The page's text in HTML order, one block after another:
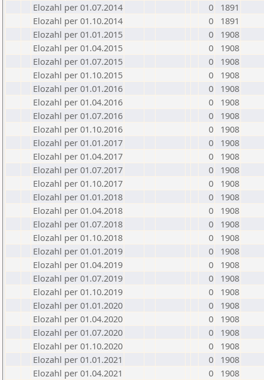
Elozahl per 01.07.2014
0
1891
Elozahl per 01.10.2014
0
1891
Elozahl per 01.01.2015
0
1908
Elozahl per 01.04.2015
0
1908
Elozahl per 01.07.2015
0
1908
Elozahl per 01.10.2015
0
1908
Elozahl per 01.01.2016
0
1908
Elozahl per 01.04.2016
0
1908
Elozahl per 01.07.2016
0
1908
Elozahl per 01.10.2016
0
1908
Elozahl per 01.01.2017
0
1908
Elozahl per 01.04.2017
0
1908
Elozahl per 01.07.2017
0
1908
Elozahl per 01.10.2017
0
1908
Elozahl per 01.01.2018
0
1908
Elozahl per 01.04.2018
0
1908
Elozahl per 01.07.2018
0
1908
Elozahl per 01.10.2018
0
1908
Elozahl per 01.01.2019
0
1908
Elozahl per 01.04.2019
0
1908
Elozahl per 01.07.2019
0
1908
Elozahl per 01.10.2019
0
1908
Elozahl per 01.01.2020
0
1908
Elozahl per 01.04.2020
0
1908
Elozahl per 01.07.2020
0
1908
Elozahl per 01.10.2020
0
1908
Elozahl per 01.01.2021
0
1908
Elozahl per 01.04.2021
0
1908